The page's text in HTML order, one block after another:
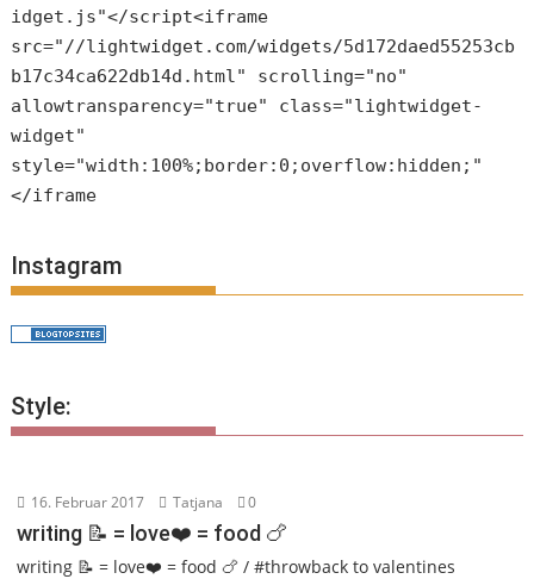
idget.js"</script<iframe
src="//lightwidget.com/widgets/5d172daed55253cb
b17c34ca622db14d.html" scrolling="no"
allowtransparency="true" class="lightwidget-
widget"
style="width:100%;border:0;overflow:hidden;"
</iframe
Instagram
Style:
16. Februar 2017 Tatjana 0
writing 📝 = love❤️ = food 🍗
writing 📝 = love❤️ = food 🍗 / #throwback to valentines